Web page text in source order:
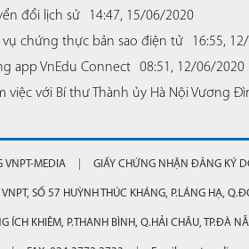
đổi lịch sử
14:47, 15/06/2020
vụ chứng thực bản sao điện tử
16:55,
app VnEdu Connect
08:51, 12/06/2020
việc với Bí thư Thành ủy Hà Nội Vương
VNPT-MEDIA GIẤY CHỨNG NHẬN ĐĂNG KÝ
SỐ 57 HUỲNH THÚC KHÁNG, P.LÁNG HẠ,
ÍCH KHIÊM, P.THANH BÌNH, Q.HẢI CHÂU, TP.ĐÀ